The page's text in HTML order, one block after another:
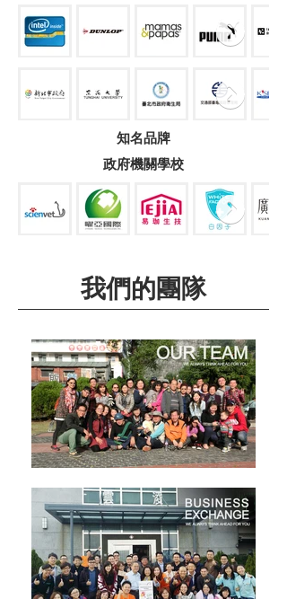
知名品牌
政府機關學校
我們的團隊